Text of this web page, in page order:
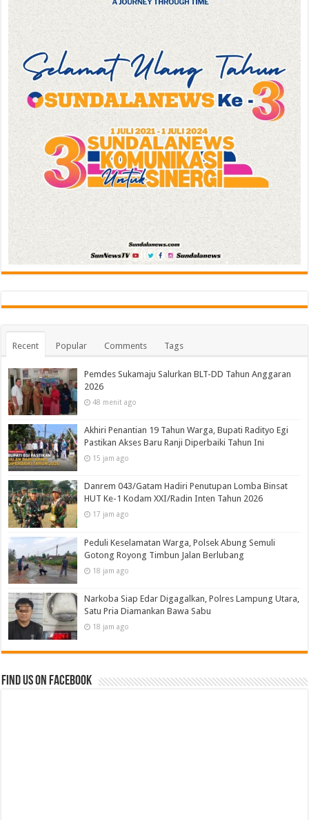
Recent Popular Comments Tags
Pemdes Sukamaju Salurkan BLT-DD Tahun Anggaran
2026
48 menit ago
Akhiri Penantian 19 Tahun Warga, Bupati Radityo Egi
Pastikan Akses Baru Ranji Diperbaiki Tahun Ini
15 jam ago
Danrem 043/Gatam Hadiri Penutupan Lomba Binsat
HUT Ke-1 Kodam XXI/Radin Inten Tahun 2026
17 jam ago
Peduli Keselamatan Warga, Polsek Abung Semuli
Gotong Royong Timbun Jalan Berlubang
18 jam ago
Narkoba Siap Edar Digagalkan, Polres Lampung Utara,
Satu Pria Diamankan Bawa Sabu
18 jam ago
Find us on Facebook